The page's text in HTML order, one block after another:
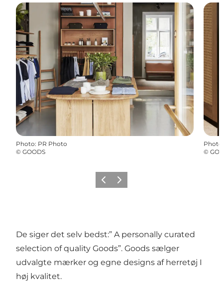
Photo: PR Photo
© GOODS
Photo
©
Previous
Next
De siger det selv bedst:” A personally curated
selection of quality Goods”. Goods sælger
udvalgte mærker og egne designs af herretøj I
høj kvalitet.